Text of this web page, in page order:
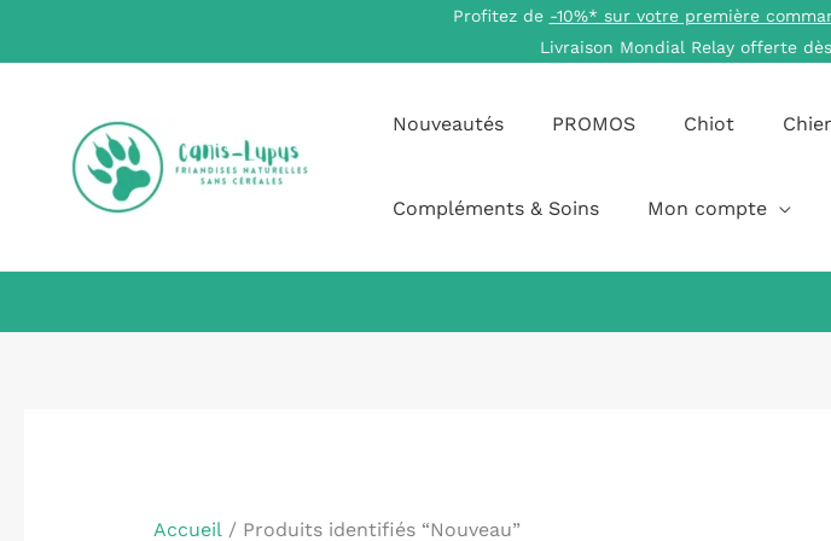
Profitez de -10%* sur votre première
Livraison Mondial Relay offerte
Nouveautés PROMOS Chiot
Compléments & Soins Mon compte
Accueil/ Produits identifiés “Nouveau”